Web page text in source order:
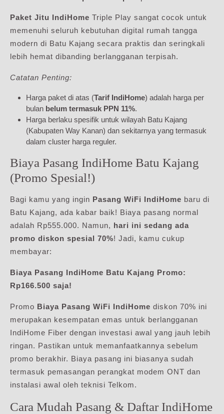
Paket Jitu IndiHome Triple Play sangat cocok untuk
memenuhi seluruh kebutuhan digital rumah tangga
modern di Batu Kajang secara praktis dan seringkali
lebih hemat dibanding berlangganan terpisah.
Catatan Penting:
Harga paket di atas (Tarif IndiHome) adalah harga per
bulan belum termasuk PPN 11%.
Harga berlaku spesifik untuk wilayah Batu Kajang
(Kabupaten Way Kanan) dan sekitarnya yang termasuk
dalam cluster harga reguler.
Biaya Pasang IndiHome Batu Kajang
(Promo Spesial!)
Bagi kamu yang ingin Pasang WiFi IndiHome baru di
Batu Kajang, ada kabar baik! Biaya pasang normal
adalah Rp555.000. Namun, hari ini sedang ada
promo diskon spesial 70%! Jadi, kamu cukup
membayar:
Biaya Pasang IndiHome Batu Kajang Promo:
Rp166.500 saja!
Promo Biaya Pasang WiFi IndiHome diskon 70% ini
merupakan kesempatan emas untuk berlangganan
IndiHome Fiber dengan investasi awal yang jauh lebih
ringan. Pastikan untuk memanfaatkannya sebelum
promo berakhir. Biaya pasang ini biasanya sudah
termasuk pemasangan perangkat modem ONT dan
instalasi awal oleh teknisi Telkom.
Cara Mudah Pasang & Daftar IndiHome